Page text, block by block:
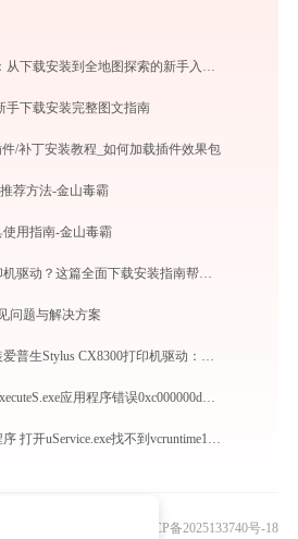
手下载安装完整图文指南
/补丁安装教程_如何加载插件效果包
荐方法-金山毒霸
用指南-金山毒霸
找不到得力620k打印机驱动？这篇全面下载安装指南帮到你
问题与解决方案
税控发票开票MainExecuteS.exe应用程序错误0xc000000d解决方法
智能科技有限公司 京ICP备2025133740号-18